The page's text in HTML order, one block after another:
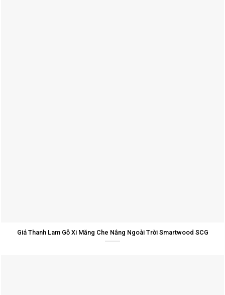
Giá Thanh Lam Gỗ Xi Măng Che Nắng Ngoài Trời Smartwood SCG